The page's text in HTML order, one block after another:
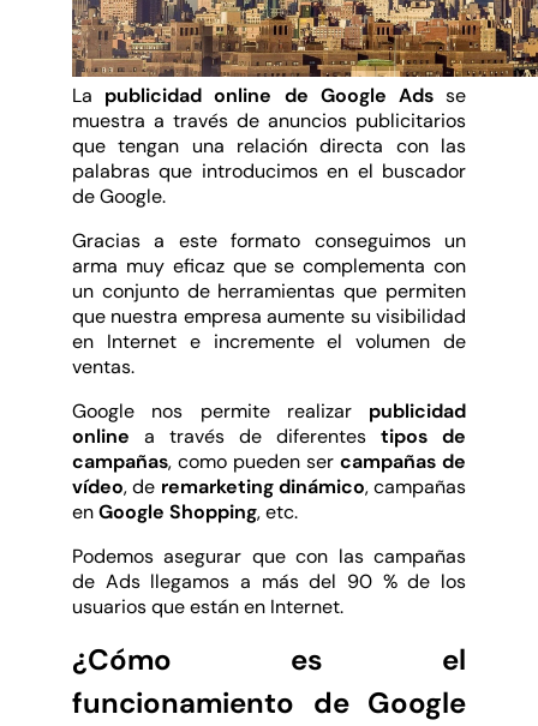
La publicidad online de Google Adsse
muestra a través de anuncios publicitarios
que tengan una relación directa con las
palabras que introducimos en el buscador
de Google.
Gracias a este formato conseguimos un
arma muy eficaz que se complementa con
un conjunto de herramientas que permiten
que nuestra empresa aumente su visibilidad
en Internet e incremente el volumen de
ventas.
Google nos permite realizar publicidad
online a través de diferentes tipos de
campañas, como pueden ser campañas de
vídeo, de remarketing dinámico, campañas
enGoogle Shopping, etc.
Podemos asegurar que con las campañas
de Ads llegamos a más del 90 % de los
usuarios que están en Internet.
¿Cómo es el
funcionamiento de Google